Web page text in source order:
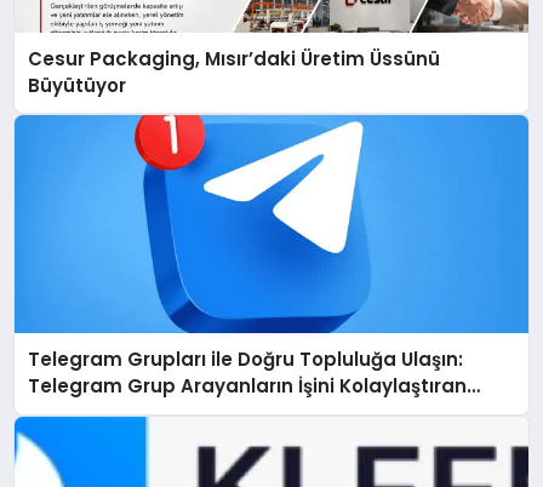
Cesur Packaging, Mısır’daki Üretim Üssünü
Büyütüyor
Telegram Grupları ile Doğru Topluluğa Ulaşın:
Telegram Grup Arayanların İşini Kolaylaştıran
Çözüm